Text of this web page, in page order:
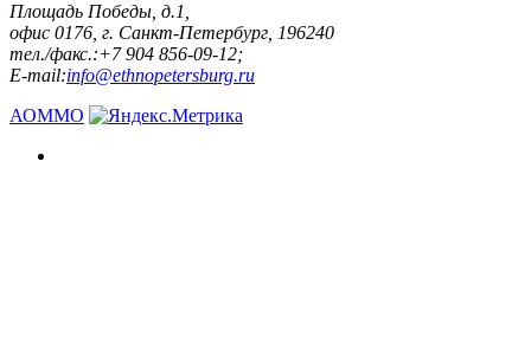
Площадь Победы, д.1,
офис 0176, г. Санкт-Петербург, 196240
тел./факс.:+7 904 856-09-12;
E-mail:info@ethnopetersburg.ru
АОММО